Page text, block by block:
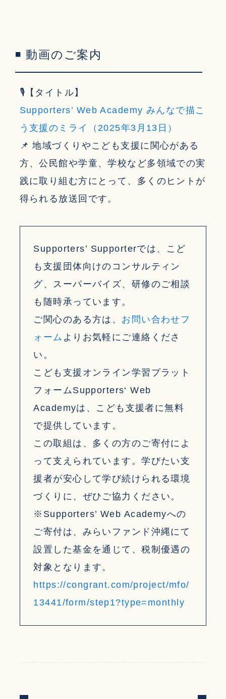
◾ 動画のご案内
🎙【タイトル】
Supporters’ Web Academy みんなで描こ
う支援のミライ（2025年3月13日）
📌 地域づくりやこども支援に関心がある
方、公民館や学童、学校など多領域での実
践に取り組む方にとって、多くのヒントが
得られる放送回です。
Supporters’ Supporterでは、こど
も支援団体向けのコンサルティン
グ、スーパーバイズ、研修のご相談
も随時承っています。
ご関心のある方は、 お問い合わせフ
ォーム よりお気軽にご連絡くださ
い。
こども支援オンライン学習プラット
フォームSupporters‘ Web
Academyは、こども支援者に無料
で提供しています。
この取組は、多くの方のご寄付によ
って支えられています。学びたい支
援者が安心して学び続けられる環境
づくりに、ぜひご協力ください。
※Supporters’ Web Academyへの
ご寄付は、みらいファンド沖縄にて
設置した基金を通じて、税制優遇の
対象となります。
https://congrant.com/project/mfo/
13441/form/step1?type=monthly